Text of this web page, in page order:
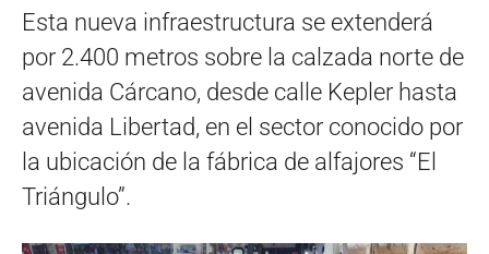
Esta nueva infraestructura se extenderá
por 2.400 metros sobre la calzada norte de
avenida Cárcano, desde calle Kepler hasta
avenida Libertad, en el sector conocido por
la ubicación de la fábrica de alfajores “El
Triángulo”.